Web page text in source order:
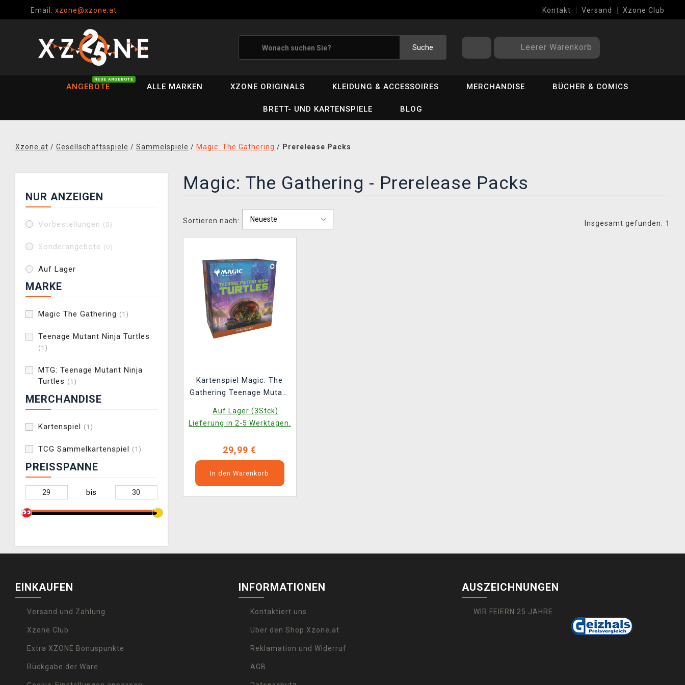
Email: xzone@xzone.at Kontakt Versand Xzone Club
Suche Leerer Warenkorb
ANGEBOTE
NEUE ANGEBOTE
ALLE MARKEN XZONE ORIGINALS KLEIDUNG & ACCESSOIRES MERCHANDISE BÜCHER & COMICS
BRETT- UND KARTENSPIELE BLOG
Xzone.at / Gesellschaftsspiele / Sammelspiele / Magic: The Gathering / Prerelease Packs
NUR ANZEIGEN
Vorbestellungen (0)
Sonderangebote (0)
Auf Lager
MARKE
Magic The Gathering (1)
Teenage Mutant Ninja Turtles
(1)
MTG: Teenage Mutant Ninja
Turtles (1)
MERCHANDISE
Kartenspiel (1)
TCG Sammelkartenspiel (1)
PREISSPANNE
bis
Magic: The Gathering - Prerelease Packs
Sortieren nach: Insgesamt gefunden: 1
Kartenspiel Magic: The
Gathering Teenage Mutant
Pack
Auf Lager (3Stck)
Lieferung in 2-5 Werktagen.
29,99 €
In den Warenkorb
EINKAUFEN
Versand und Zahlung
Xzone Club
Extra XZONE Bonuspunkte
Rückgabe der Ware
INFORMATIONEN
Kontaktiert uns
Über den Shop Xzone.at
Reklamation und Widerruf
AGB
AUSZEICHNUNGEN
WIR FEIERN 25 JAHRE